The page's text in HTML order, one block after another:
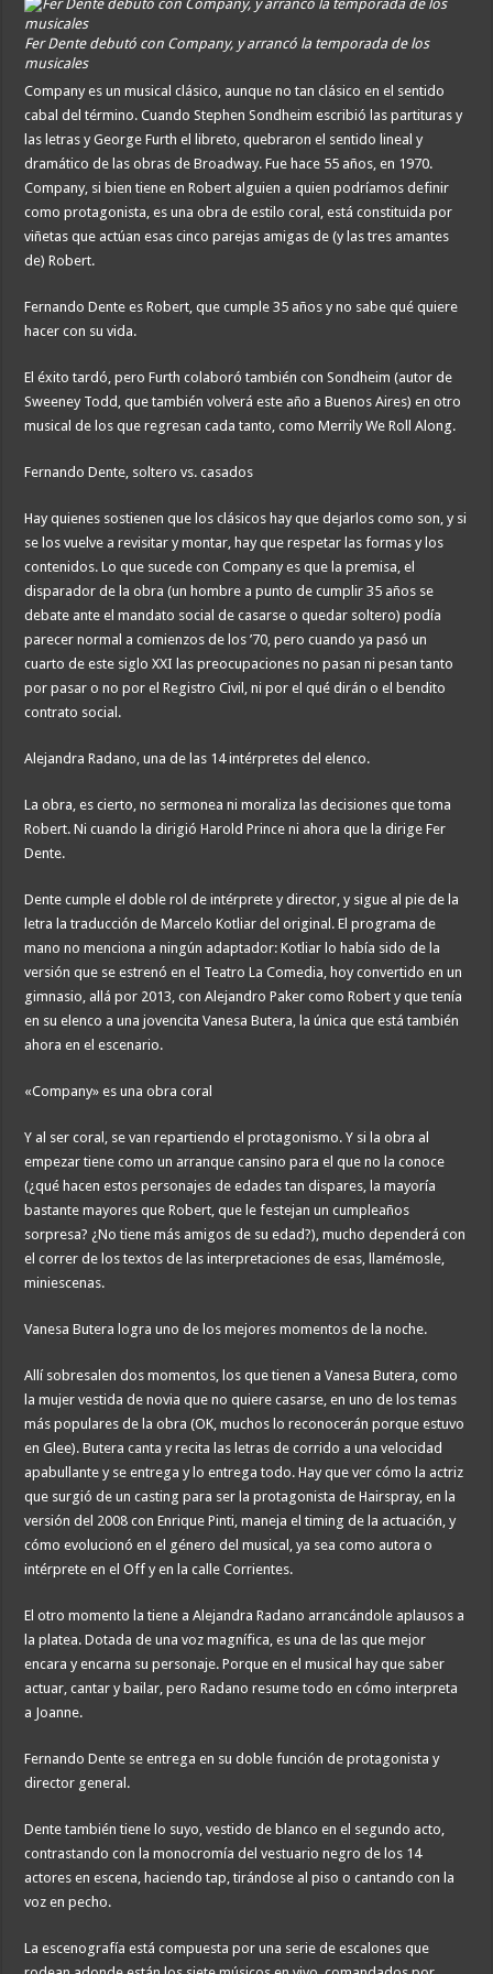
Fer Dente debutó con Company, y arrancó la temporada de los
musicales
Company es un musical clásico, aunque no tan clásico en el sentido
cabal del término. Cuando Stephen Sondheim escribió las partituras y
las letras y George Furth el libreto, quebraron el sentido lineal y
dramático de las obras de Broadway. Fue hace 55 años, en 1970.
Company, si bien tiene en Robert alguien a quien podríamos definir
como protagonista, es una obra de estilo coral, está constituida por
viñetas que actúan esas cinco parejas amigas de (y las tres amantes
de) Robert.
Fernando Dente es Robert, que cumple 35 años y no sabe qué quiere
hacer con su vida.
El éxito tardó, pero Furth colaboró también con Sondheim (autor de
Sweeney Todd, que también volverá este año a Buenos Aires) en otro
musical de los que regresan cada tanto, como Merrily We Roll Along.
Fernando Dente, soltero vs. casados
Hay quienes sostienen que los clásicos hay que dejarlos como son, y si
se los vuelve a revisitar y montar, hay que respetar las formas y los
contenidos. Lo que sucede con Company es que la premisa, el
disparador de la obra (un hombre a punto de cumplir 35 años se
debate ante el mandato social de casarse o quedar soltero) podía
parecer normal a comienzos de los ’70, pero cuando ya pasó un
cuarto de este siglo XXI las preocupaciones no pasan ni pesan tanto
por pasar o no por el Registro Civil, ni por el qué dirán o el bendito
contrato social.
Alejandra Radano, una de las 14 intérpretes del elenco.
La obra, es cierto, no sermonea ni moraliza las decisiones que toma
Robert. Ni cuando la dirigió Harold Prince ni ahora que la dirige Fer
Dente.
Dente cumple el doble rol de intérprete y director, y sigue al pie de la
letra la traducción de Marcelo Kotliar del original. El programa de
mano no menciona a ningún adaptador: Kotliar lo había sido de la
versión que se estrenó en el Teatro La Comedia, hoy convertido en un
gimnasio, allá por 2013, con Alejandro Paker como Robert y que tenía
en su elenco a una jovencita Vanesa Butera, la única que está también
ahora en el escenario.
«Company» es una obra coral
Y al ser coral, se van repartiendo el protagonismo. Y si la obra al
empezar tiene como un arranque cansino para el que no la conoce
(¿qué hacen estos personajes de edades tan dispares, la mayoría
bastante mayores que Robert, que le festejan un cumpleaños
sorpresa? ¿No tiene más amigos de su edad?), mucho dependerá con
el correr de los textos de las interpretaciones de esas, llamémosle,
miniescenas.
Vanesa Butera logra uno de los mejores momentos de la noche.
Allí sobresalen dos momentos, los que tienen a Vanesa Butera, como
la mujer vestida de novia que no quiere casarse, en uno de los temas
más populares de la obra (OK, muchos lo reconocerán porque estuvo
en Glee). Butera canta y recita las letras de corrido a una velocidad
apabullante y se entrega y lo entrega todo. Hay que ver cómo la actriz
que surgió de un casting para ser la protagonista de Hairspray, en la
versión del 2008 con Enrique Pinti, maneja el timing de la actuación, y
cómo evolucionó en el género del musical, ya sea como autora o
intérprete en el Off y en la calle Corrientes.
El otro momento la tiene a Alejandra Radano arrancándole aplausos a
la platea. Dotada de una voz magnífica, es una de las que mejor
encara y encarna su personaje. Porque en el musical hay que saber
actuar, cantar y bailar, pero Radano resume todo en cómo interpreta
a Joanne.
Fernando Dente se entrega en su doble función de protagonista y
director general.
Dente también tiene lo suyo, vestido de blanco en el segundo acto,
contrastando con la monocromía del vestuario negro de los 14
actores en escena, haciendo tap, tirándose al piso o cantando con la
voz en pecho.
La escenografía está compuesta por una serie de escalones que